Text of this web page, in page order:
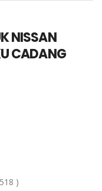
NISSAN
CADANG
)